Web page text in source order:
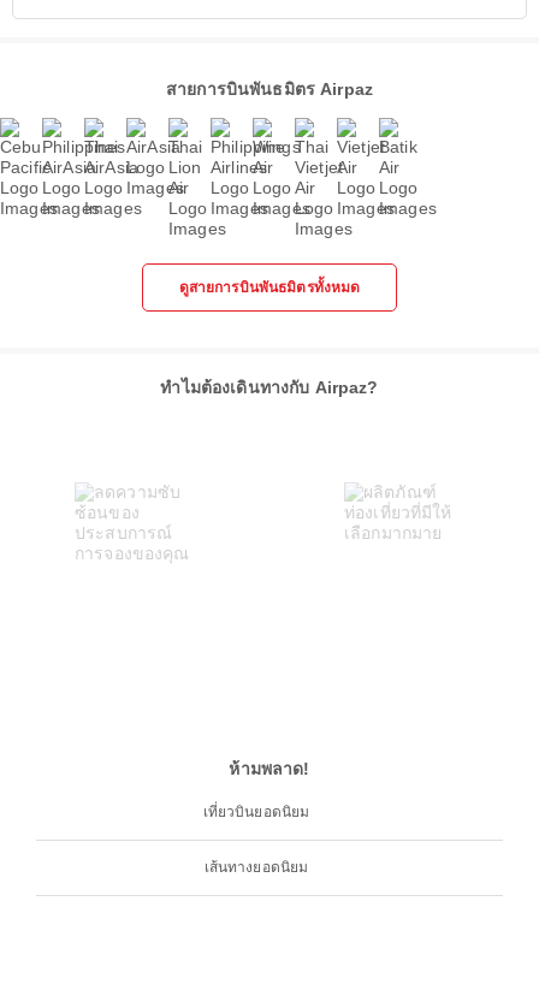
สายการบินพันธมิตร Airpaz
ดูสายการบินพันธมิตรทั้งหมด
ทำไมต้องเดินทางกับ Airpaz?
ห้ามพลาด!
เที่ยวบินยอดนิยม
เส้นทางยอดนิยม